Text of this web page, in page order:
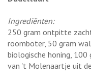
Ingrediënten:
250 gram ontpitte
roomboter, 50 gram
biologische honing, 100
van 't Molenaartje uit